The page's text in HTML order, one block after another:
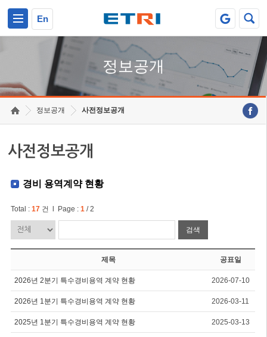
En
정보공개
정보공개 사전정보공개
사전정보공개
경비 용역계약 현황
Total : 17건 l Page : 1/ 2
검색
제목 공표일
2026년 2분기 특수경비용역 계약 현황 2026-07-10
2026년 1분기 특수경비용역 계약 현황 2026-03-11
2025년 1분기 특수경비용역 계약 현황 2025-03-13